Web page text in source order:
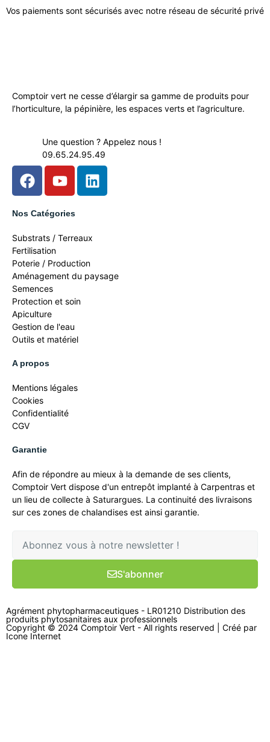
Vos paiements sont sécurisés avec notre réseau de sécurité privé
Comptoir vert ne cesse d’élargir sa gamme de produits pour
l’horticulture, la pépinière, les espaces verts et l’agriculture.
Une question ? Appelez nous !
09.65.24.95.49
Nos Catégories
Substrats / Terreaux
Fertilisation
Poterie / Production
Aménagement du paysage
Semences
Protection et soin
Apiculture
Gestion de l'eau
Outils et matériel
A propos
Mentions légales
Cookies
Confidentialité
CGV
Garantie
Afin de répondre au mieux à la demande de ses clients,
Comptoir Vert dispose d'un entrepôt implanté à Carpentras et
un lieu de collecte à Saturargues. La continuité des livraisons
sur ces zones de chalandises est ainsi garantie.
S'abonner
Agrément phytopharmaceutiques - LR01210 Distribution des
produits phytosanitaires aux professionnels
Copyright © 2024 Comptoir Vert - All rights reserved | Créé par
Icone Internet